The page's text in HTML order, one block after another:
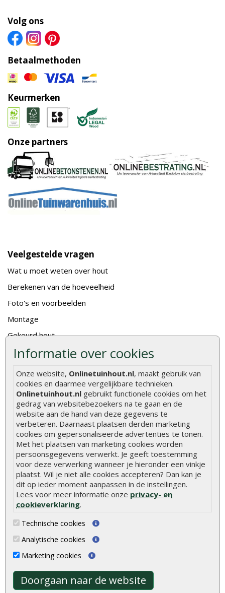
Informatie over cookies
Onze website, Onlinetuinhout.nl, maakt gebruik van
cookies en daarmee vergelijkbare technieken.
Onlinetuinhout.nl gebruikt functionele cookies om het
gedrag van websitebezoekers na te gaan en de
website aan de hand van deze gegevens te
verbeteren. Daarnaast plaatsen derden marketing
cookies om gepersonaliseerde advertenties te tonen.
Met het plaatsen van marketing cookies worden
persoonsgegevens verwerkt. Je geeft toestemming
voor deze verwerking wanneer je hieronder een vinkje
plaatst. Wil je niet alle cookies accepteren? Dan kan je
dit op ieder moment aanpassen in de instellingen.
Lees voor meer informatie onze privacy- en
cookieverklaring.
Technische cookies
Analytische cookies
Marketing cookies
Doorgaan naar de website
Volg ons
Betaalmethoden
Keurmerken
Onze partners
Veelgestelde vragen
Wat u moet weten over hout
Berekenen van de hoeveelheid
Foto's en voorbeelden
Montage
Gekeurd hout
De fundering van een vlonder leggen
Hoe zelf een vlonder leggen
Hoe betonpaal plaatsen
Hoe schutting plaatsen
De 9 beste tuinschermen van Onlinetuinhout.nl
Stijlvolle houtsoorten voor in de tuin
Duurzame tuin
Welke palen voor een schapenhek
Alle populaire categorieën
Tuinhout
Schutting
Vlonderplanken
Tuinpalen
Tuinhekken
Tuindeuren
Tuinschermen
Steigerplanken
Douglas hout